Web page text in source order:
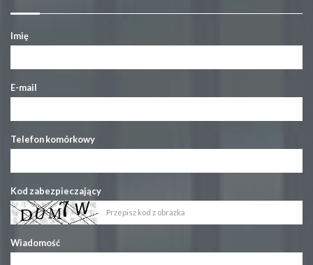
Imię
E-mail
Telefon komórkowy
Kod zabezpieczający
Wiadomość